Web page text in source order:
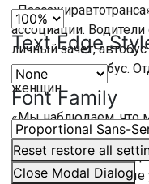
Text Edge
Font Family
Reset restore all
Close Modal Dialog
ассоциации.
личный зачет,
класса, электробус.
женщин.
«Мы наблюдаем, что
совершенствуется,
Видно, что класс
очень, очень сильные